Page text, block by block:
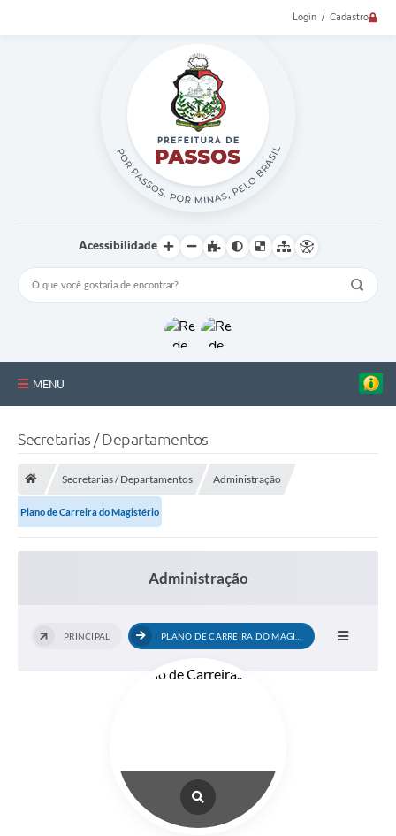
Login / Cadastro
Acessibilidade
MENU
Estrutura Administrativa
Secretarias / Departamentos
Secretarias / Departamentos Administração
Plano de Carreira do Magistério
Administração
PRINCIPAL